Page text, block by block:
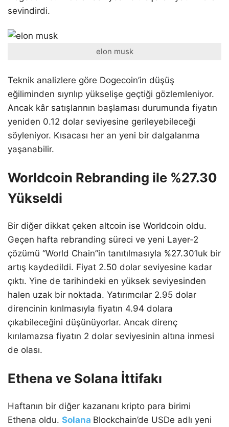
sevindirdi.
elon musk
Teknik analizlere göre Dogecoin’in düşüş
eğiliminden sıyrılıp yükselişe geçtiği gözlemleniyor.
Ancak kâr satışlarının başlaması durumunda fiyatın
yeniden 0.12 dolar seviyesine gerileyebileceği
söyleniyor. Kısacası her an yeni bir dalgalanma
yaşanabilir.
Worldcoin Rebranding ile %27.30
Yükseldi
Bir diğer dikkat çeken altcoin ise Worldcoin oldu.
Geçen hafta rebranding süreci ve yeni Layer-2
çözümü “World Chain”in tanıtılmasıyla %27.30’luk bir
artış kaydedildi. Fiyat 2.50 dolar seviyesine kadar
çıktı. Yine de tarihindeki en yüksek seviyesinden
halen uzak bir noktada. Yatırımcılar 2.95 dolar
direncinin kırılmasıyla fiyatın 4.94 dolara
çıkabileceğini düşünüyorlar. Ancak direnç
kırılamazsa fiyatın 2 dolar seviyesinin altına inmesi
de olası.
Ethena ve Solana İttifakı
Haftanın bir diğer kazananı kripto para birimi
Ethena oldu. Solana Blockchain’de USDe adlı yeni